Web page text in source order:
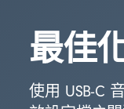
最佳
使用 USB-C